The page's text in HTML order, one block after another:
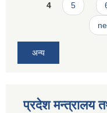
4 5
अन्य
प्रदेश मन्त्रालय